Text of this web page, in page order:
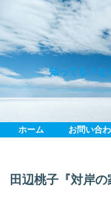
知ってる？な
ホーム お問い合
田辺桃子『対岸